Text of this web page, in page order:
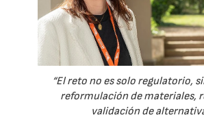
“El reto no es solo regulatorio,
reformulación de materiales,
validación de